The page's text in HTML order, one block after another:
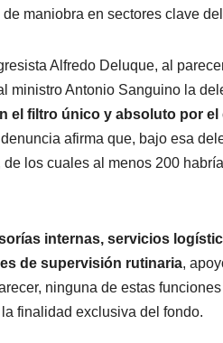
maniobra en sectores clave
Alfredo Deluque, al
ministro Antonio Sanguino la
el filtro único y absoluto por
denuncia afirma que, bajo esa
los cuales al menos 200
internas, servicios
de supervisión rutinaria,
ninguna de estas
finalidad exclusiva del fondo.